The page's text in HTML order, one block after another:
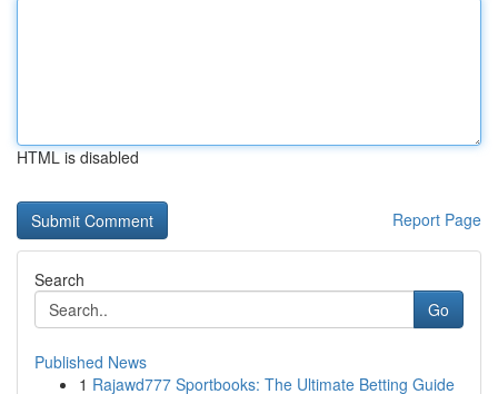
HTML is disabled
Report Page
Search
Go
Published News
1 Rajawd777 Sportbooks: The Ultimate Betting Guide